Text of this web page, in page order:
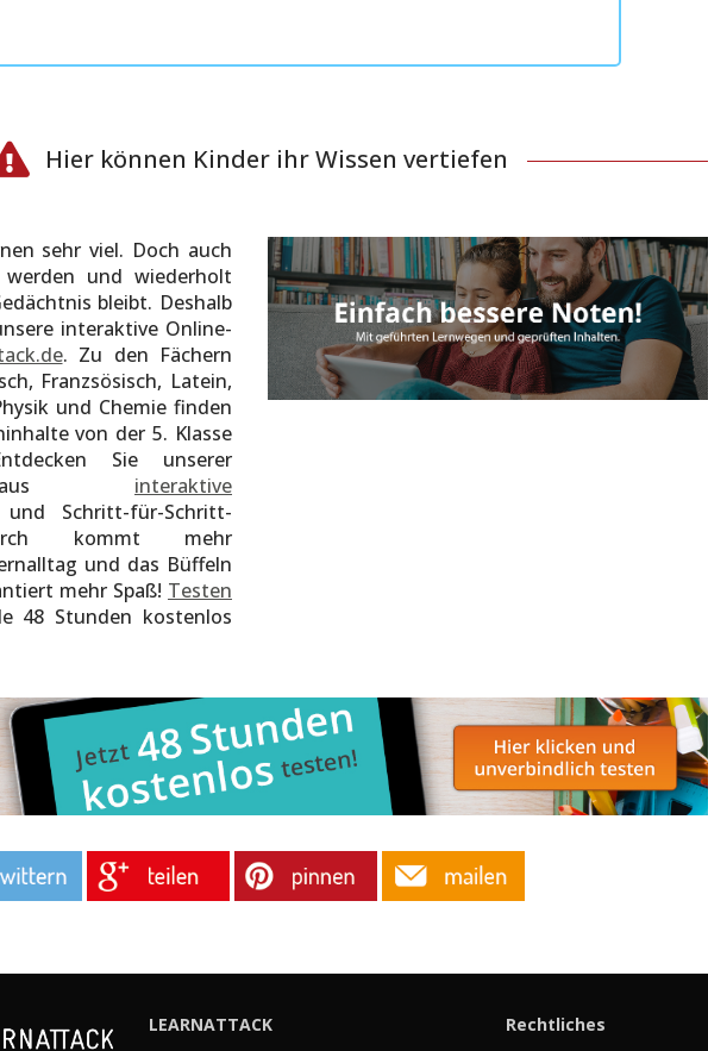
Hier können Kinder ihr Wissen vertiefen
sehr viel. Doch auch
und wiederholt
bleibt. Deshalb
interaktive Online-
. Zu den Fächern
Franzsösisch, Latein,
und Chemie finden
von der 5. Klasse
Sie unserer
aus interaktive
und Schritt-für-Schritt-
kommt mehr
und das Büffeln
mehr Spaß! Testen
48 Stunden kostenlos
LEARNATTACK Rechtliches